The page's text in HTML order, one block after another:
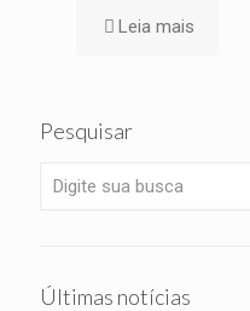
Leia mais
Pesquisar
Últimas notícias